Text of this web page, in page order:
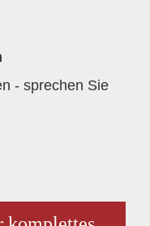
- sprechen Sie